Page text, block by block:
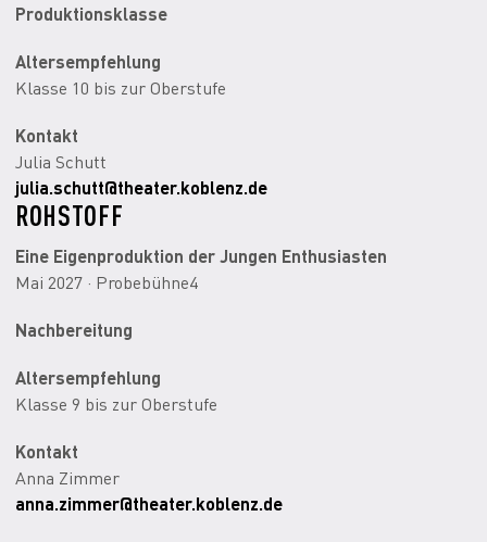
Produktionsklasse
Altersempfehlung
Klasse 10 bis zur Oberstufe
Kontakt
Julia Schutt
julia.schutt@theater.koblenz.de
ROHSTOFF
Eine Eigenproduktion der Jungen Enthusiasten
Mai 2027 · Probebühne4
Nachbereitung
Altersempfehlung
Klasse 9 bis zur Oberstufe
Kontakt
Anna Zimmer
anna.zimmer@theater.koblenz.de